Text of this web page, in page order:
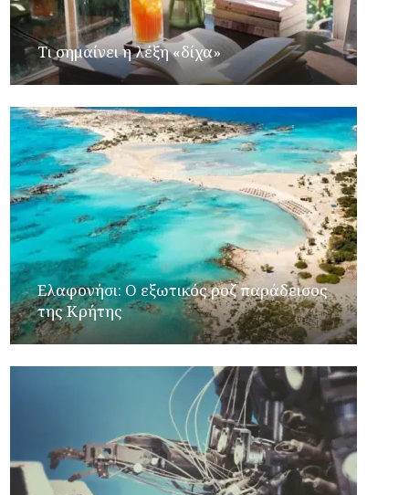
Τι σημαίνει η λέξη «δίχα»
Ελαφονήσι: Ο εξωτικός ροζ παράδεισος
της Κρήτης